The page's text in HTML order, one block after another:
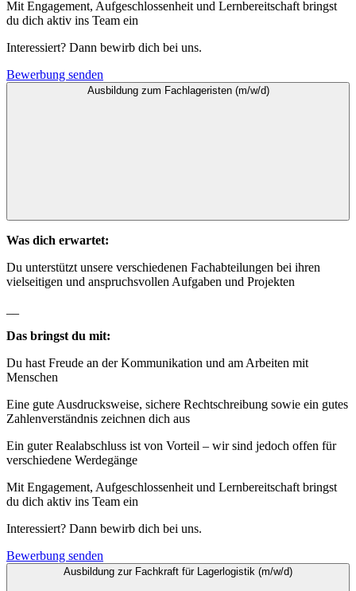
Mit Engagement, Aufgeschlossenheit und Lernbereitschaft bringst
du dich aktiv ins Team ein
Interessiert? Dann bewirb dich bei uns.
Bewerbung senden
Ausbildung zum Fachlageristen (m/w/d)
Was dich erwartet:
Du unterstützt unsere verschiedenen Fachabteilungen bei ihren
vielseitigen und anspruchsvollen Aufgaben und Projekten
Das bringst du mit:
Du hast Freude an der Kommunikation und am Arbeiten mit
Menschen
Eine gute Ausdrucksweise, sichere Rechtschreibung sowie ein gutes
Zahlenverständnis zeichnen dich aus
Ein guter Realabschluss ist von Vorteil – wir sind jedoch offen für
verschiedene Werdegänge
Mit Engagement, Aufgeschlossenheit und Lernbereitschaft bringst
du dich aktiv ins Team ein
Interessiert? Dann bewirb dich bei uns.
Bewerbung senden
Ausbildung zur Fachkraft für Lagerlogistik (m/w/d)